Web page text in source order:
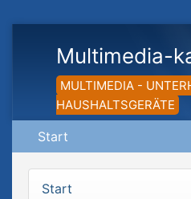
Multimedia-
MULTIMEDIA -
HAUSHALTSGERÄTE
Start
Start